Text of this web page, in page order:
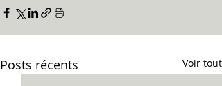
Posts récents Voir tout